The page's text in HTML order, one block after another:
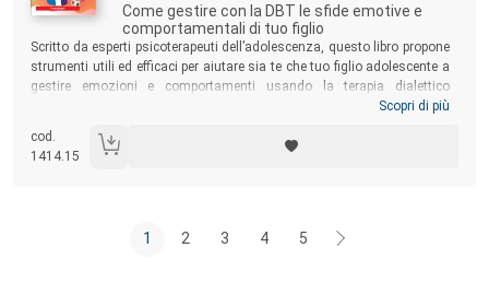
Come gestire con la DBT le sfide emotive e
comportamentali di tuo figlio
Sommario:
Scritto da esperti psicoterapeuti dell’adolescenza, questo libro propone
strumenti utili ed efficaci per aiutare sia te che tuo figlio adolescente a
gestire emozioni e comportamenti usando la terapia dialettico
comportamentale (DBT). Troverai spunti per capire meglio lui e
prenderti cura di te stesso e della tua famiglia. Una guida
fondamentale per scoprire un nuovo modo di vivere insieme e lavorare
Scopri di più
cod.
1414.15
1 2 3 4 5